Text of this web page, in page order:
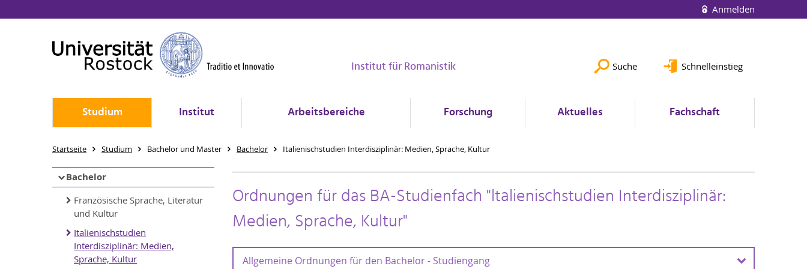
Anmelden
Institut für Romanistik Suche Schnelleinstieg
Studium Institut Arbeitsbereiche Forschung Aktuelles Fachschaft
Startseite Studium Bachelor und Master Bachelor Italienischstudien Interdisziplinär: Medien, Sprache, Kultur
Bachelor
Französische Sprache, Literatur
und Kultur
Italienischstudien
Interdisziplinär: Medien,
Sprache, Kultur
Ordnungen für das BA-Studienfach "ltalienischstudien Interdisziplinär:
Medien, Sprache, Kultur"
Allgemeine Ordnungen für den Bachelor - Studiengang